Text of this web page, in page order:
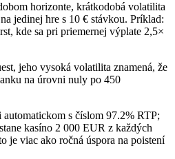
horizonte, krátkodobá volatilita
jedinej hre s 10 € stávkou. Príklad:
kde sa pri priemernej výplate 2,5×
jeho vysoká volatilita znamená, že
na úrovni nuly po 450
s číslom 97.2% RTP;
kasíno 2 000 EUR z každých
je viac ako ročná úspora na poistení